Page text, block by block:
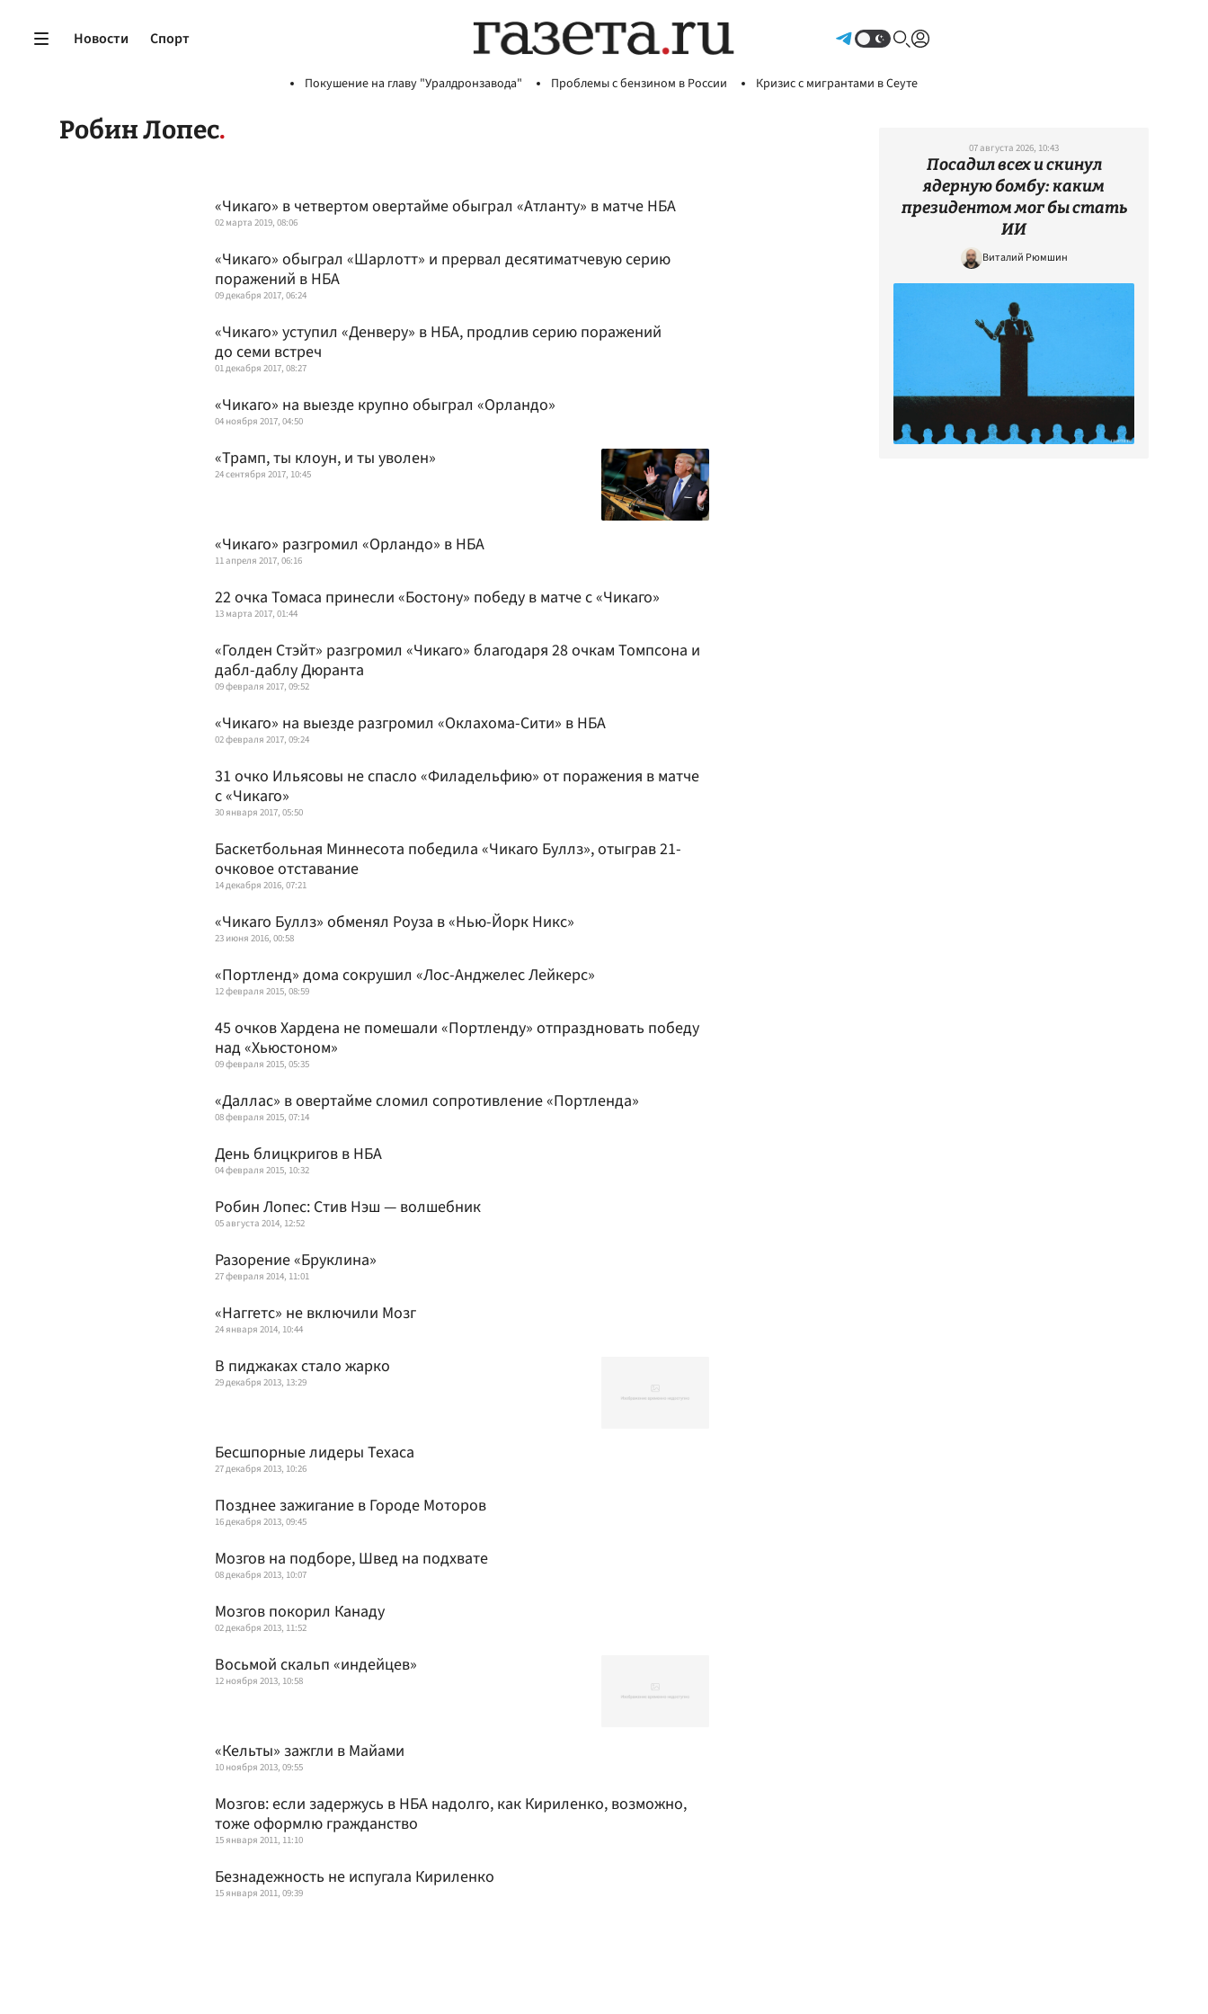
Новости Спорт
Покушение на главу "Уралдронзавода" Проблемы с бензином в России Кризис с мигрантами в Сеуте
Робин Лопес
«Чикаго» в четвертом овертайме обыграл «Атланту» в матче НБА
02 марта 2019, 08:06
«Чикаго» обыграл «Шарлотт» и прервал десятиматчевую серию
поражений в НБА
09 декабря 2017, 06:24
«Чикаго» уступил «Денверу» в НБА, продлив серию поражений
до семи встреч
01 декабря 2017, 08:27
«Чикаго» на выезде крупно обыграл «Орландо»
04 ноября 2017, 04:50
«Трамп, ты клоун, и ты уволен»
24 сентября 2017, 10:45
«Чикаго» разгромил «Орландо» в НБА
11 апреля 2017, 06:16
22 очка Томаса принесли «Бостону» победу в матче с «Чикаго»
13 марта 2017, 01:44
«Голден Стэйт» разгромил «Чикаго» благодаря 28 очкам Томпсона и
дабл-даблу Дюранта
09 февраля 2017, 09:52
«Чикаго» на выезде разгромил «Оклахома-Сити» в НБА
02 февраля 2017, 09:24
31 очко Ильясовы не спасло «Филадельфию» от поражения в матче
с «Чикаго»
30 января 2017, 05:50
Баскетбольная Миннесота победила «Чикаго Буллз», отыграв 21-
очковое отставание
14 декабря 2016, 07:21
«Чикаго Буллз» обменял Роуза в «Нью-Йорк Никс»
23 июня 2016, 00:58
«Портленд» дома сокрушил «Лос-Анджелес Лейкерс»
12 февраля 2015, 08:59
45 очков Хардена не помешали «Портленду» отпраздновать победу
над «Хьюстоном»
09 февраля 2015, 05:35
«Даллас» в овертайме сломил сопротивление «Портленда»
08 февраля 2015, 07:14
День блицкригов в НБА
04 февраля 2015, 10:32
Робин Лопес: Стив Нэш — волшебник
05 августа 2014, 12:52
Разорение «Бруклина»
27 февраля 2014, 11:01
«Наггетс» не включили Мозг
24 января 2014, 10:44
В пиджаках стало жарко
29 декабря 2013, 13:29
Бесшпорные лидеры Техаса
27 декабря 2013, 10:26
Позднее зажигание в Городе Моторов
16 декабря 2013, 09:45
Мозгов на подборе, Швед на подхвате
08 декабря 2013, 10:07
Мозгов покорил Канаду
02 декабря 2013, 11:52
Восьмой скальп «индейцев»
12 ноября 2013, 10:58
«Кельты» зажгли в Майами
10 ноября 2013, 09:55
Мозгов: если задержусь в НБА надолго, как Кириленко, возможно,
тоже оформлю гражданство
15 января 2011, 11:10
Безнадежность не испугала Кириленко
15 января 2011, 09:39
07 августа 2026, 10:43
Посадил всех и скинул
ядерную бомбу: каким
президентом мог бы стать
ИИ
Виталий Рюмшин